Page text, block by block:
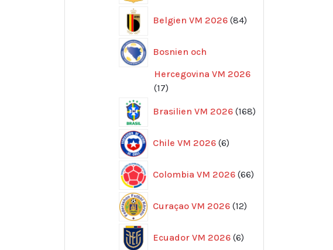
Belgien VM 2026 84
produkter
Bosnien och
Hercegovina VM 2026
1717
Brasilien VM 2026 168
produkter
Chile VM 2026 6
produkter
Colombia VM 2026 66
produkter
Curaçao VM 2026 12
produkter
Ecuador VM 2026 6
produkter